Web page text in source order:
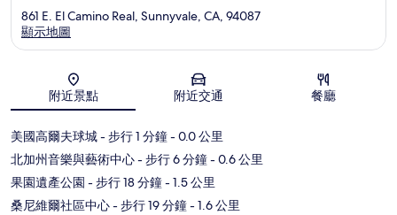
地圖
861 E. El Camino Real, Sunnyvale, CA, 94087
顯示地圖
附近景點 附近交通 餐廳
美國高爾夫球城- 步行 1 分鐘- 0.0 公里
北加州音樂與藝術中心- 步行 6 分鐘- 0.6 公里
果園遺產公園 - 步行 18 分鐘- 1.5 公里
桑尼維爾社區中心- 步行 19 分鐘- 1.6 公里